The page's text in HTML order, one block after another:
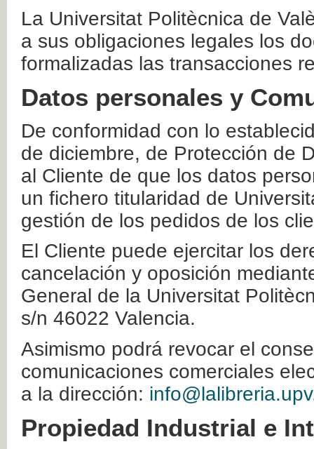
La Universitat Politècnica de
a sus obligaciones legales los
formalizadas las transacciones
Datos personales y
De conformidad con lo
de diciembre, de Protección de
al Cliente de que los datos
un fichero titularidad de
gestión de los pedidos de los
El Cliente puede ejercitar los
cancelación y oposición
General de la Universitat
s/n 46022 Valencia.
Asimismo podrá revocar el
comunicaciones comerciales
a la dirección:
Propiedad Industrial e